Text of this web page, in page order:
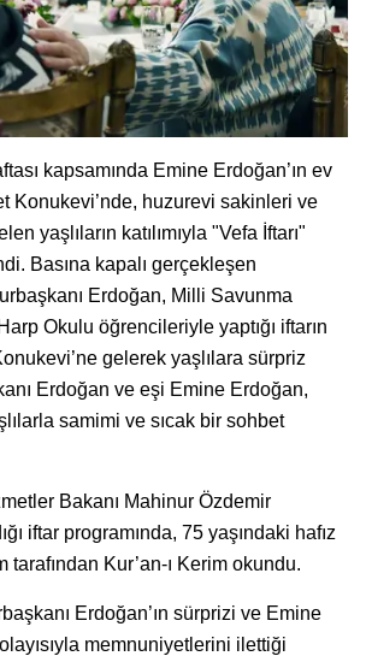
kapsamında Emine Erdoğan’ın ev
Konukevi’nde, huzurevi sakinleri ve
yaşlıların katılımıyla "Vefa İftarı"
Basına kapalı gerçekleşen
Erdoğan, Milli Savunma
Okulu öğrencileriyle yaptığı iftarın
gelerek yaşlılara sürpriz
Erdoğan ve eşi Emine Erdoğan,
samimi ve sıcak bir sohbet
Bakanı Mahinur Özdemir
iftar programında, 75 yaşındaki hafız
Kur’an-ı Kerim okundu.
Erdoğan’ın sürprizi ve Emine
memnuniyetlerini ilettiği